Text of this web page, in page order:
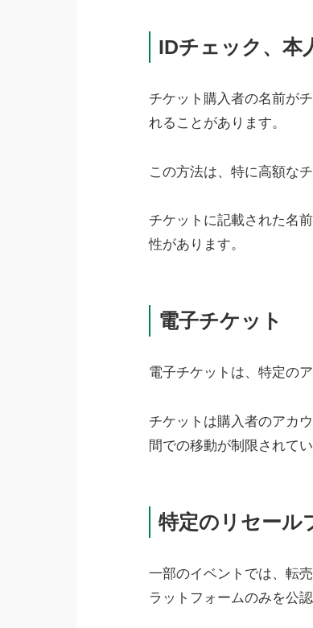
IDチェック、本
チケット購入者の名前が
れることがあります。
この方法は、特に高額な
チケットに記載された名
性があります。
電子チケット
電子チケットは、特定の
チケットは購入者のアカ
間での移動が制限されて
特定のリセール
一部のイベントでは、転
ラットフォームのみを公認